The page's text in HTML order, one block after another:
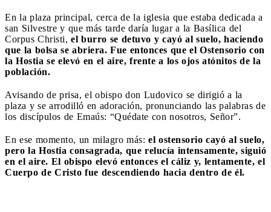
En la plaza principal, cerca de la iglesia que estaba dedicada a
san Silvestre y que más tarde daría lugar a la Basílica del
Corpus Christi, el burro se detuvo y cayó al suelo, haciendo
que la bolsa se abriera. Fue entonces que el Ostensorio con
la Hostia se elevó en el aire, frente a los ojos atónitos de la
población.
Avisando de prisa, el obispo don Ludovico se dirigió a la
plaza y se arrodilló en adoración, pronunciando las palabras de
los discípulos de Emaús: “Quédate con nosotros, Señor”.
En ese momento, un milagro más: el ostensorio cayó al suelo,
pero la Hostia consagrada, que relucía intensamente, siguió
en el aire. El obispo elevó entonces el cáliz y, lentamente, el
Cuerpo de Cristo fue descendiendo hacia dentro de él.